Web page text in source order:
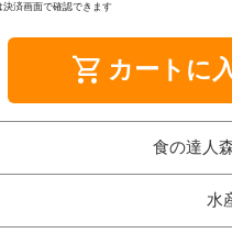
済画面で確認できます
shopping_cart カートに
食の達人
水